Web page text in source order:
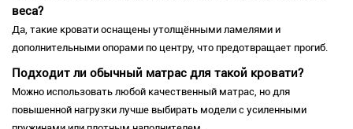
веса?
Да, такие кровати оснащены утолщёнными ламелями и
дополнительными опорами по центру, что предотвращает прогиб.
Подходит ли обычный матрас для такой кровати?
Можно использовать любой качественный матрас, но для
повышенной нагрузки лучше выбирать модели с усиленными